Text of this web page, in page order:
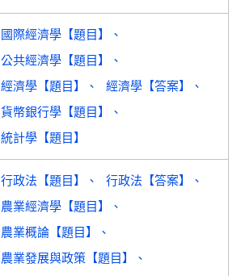
國際經濟學【題目】
公共經濟學【題目】
經濟學【題目】
經濟學【答案】
貨幣銀行學【題目】
統計學【題目】
行政法【題目】
行政法【答案】
農業經濟學【題目】
農業概論【題目】
農業發展與政策【題目】